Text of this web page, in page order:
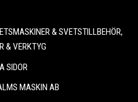
& SVETSTILLBEHÖR,
& VERKTYG
SIDOR
MASKIN AB